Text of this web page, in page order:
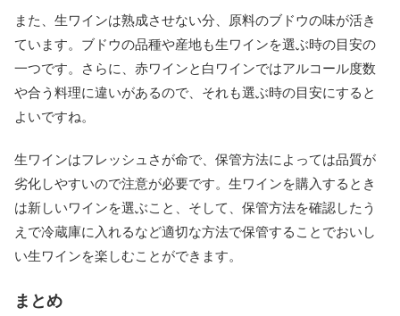
また、生ワインは熟成させない分、原料のブドウの味が活き
ています。ブドウの品種や産地も生ワインを選ぶ時の目安の
一つです。さらに、赤ワインと白ワインではアルコール度数
や合う料理に違いがあるので、それも選ぶ時の目安にすると
よいですね。
生ワインはフレッシュさが命で、保管方法によっては品質が
劣化しやすいので注意が必要です。生ワインを購入するとき
は新しいワインを選ぶこと、そして、保管方法を確認したう
えで冷蔵庫に入れるなど適切な方法で保管することでおいし
い生ワインを楽しむことができます。
まとめ